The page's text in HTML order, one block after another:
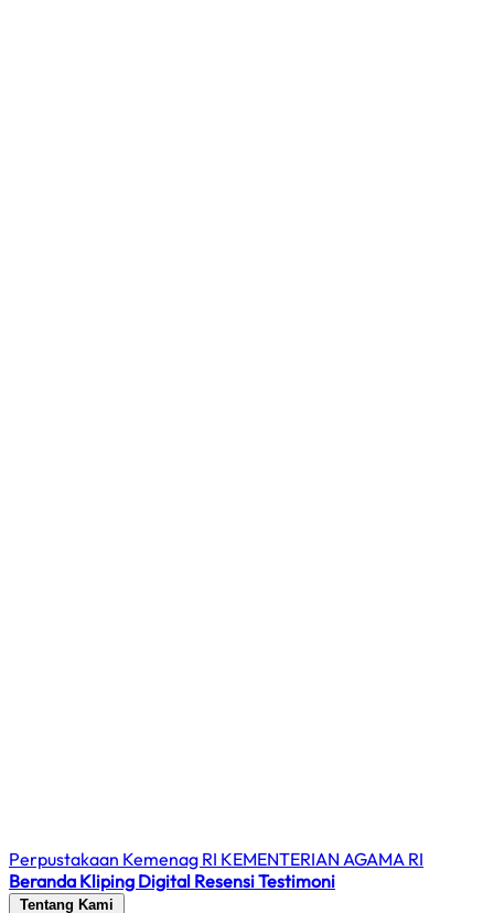
Perpustakaan Kemenag RI KEMENTERIAN AGAMA RI
Beranda Kliping Digital ResensiTestimoni
Tentang Kami